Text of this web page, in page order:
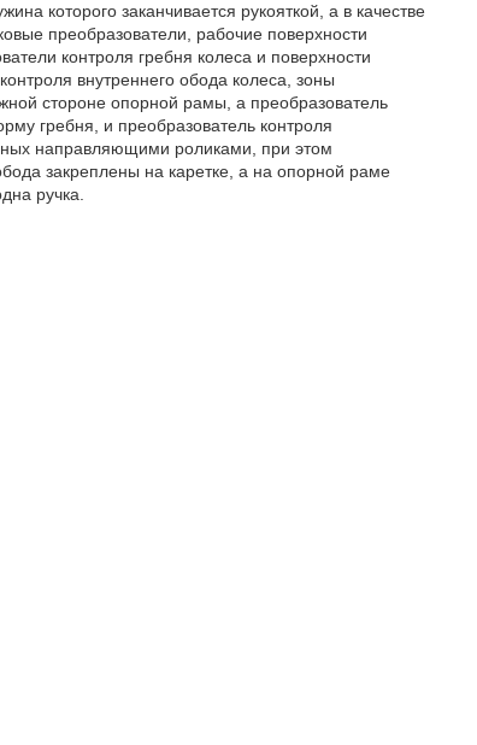
которого заканчивается рукояткой, а в качестве
преобразователи, рабочие поверхности
контроля гребня колеса и поверхности
внутреннего обода колеса, зоны
стороне опорной рамы, а преобразователь
гребня, и преобразователь контроля
направляющими роликами, при этом
закреплены на каретке, а на опорной раме
ручка.